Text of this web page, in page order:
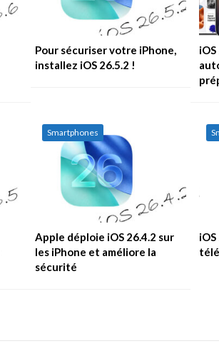
Pour sécuriser votre iPhone,
installez iOS 26.5.2 !
Smartphones
Apple déploie iOS 26.4.2 sur
les iPhone et améliore la
sécurité